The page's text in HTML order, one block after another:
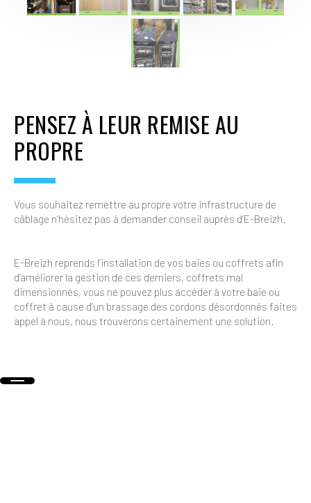
PENSEZ À LEUR REMISE AU
PROPRE
Vous souhaitez remettre au propre votre infrastructure de
câblage n’hésitez pas à demander conseil auprès d’E-Breizh.
E-Breizh reprends l’installation de vos baies ou coffrets afin
d’améliorer la gestion de ces derniers, coffrets mal
dimensionnés, vous ne pouvez plus accéder à votre baie ou
coffret à cause d’un brassage des cordons désordonnés faites
appel à nous, nous trouverons certainement une solution.